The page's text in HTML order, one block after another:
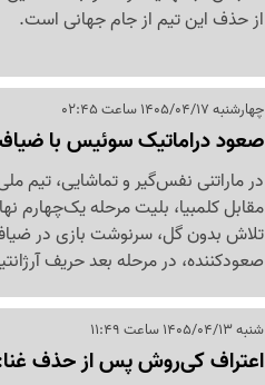
از حذف این تیم از جام جهانی است.
چهارشنبه 1405/04/17 ساعت 02:45
صعود دراماتیک سوئیس با
تلاش بدون گل، سرنوشت بازی در
صعودکننده، در مرحله بعد حریف
شنبه 1405/04/13 ساعت 11:49
اعتراف کی‌روش پس از حذف غنا: